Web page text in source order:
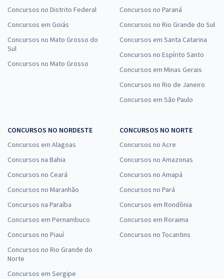
Concursos no Distrito Federal
Concursos em Goiás
Concursos no Mato Grosso do
Sul
Concursos no Mato Grosso
Concursos no Paraná
Concursos no Rio Grande do Sul
Concursos em Santa Catarina
Concursos no Espírito Santo
Concursos em Minas Gerais
Concursos no Rio de Janeiro
Concursos em São Paulo
CONCURSOS NO NORDESTE
Concursos em Alagoas
Concursos na Bahia
Concursos no Ceará
Concursos no Maranhão
Concursos na Paraíba
Concursos em Pernambuco
Concursos no Piauí
Concursos no Rio Grande do
Norte
Concursos em Sergipe
CONCURSOS NO NORTE
Concursos no Acre
Concursos no Amazonas
Concursos no Amapá
Concursos no Pará
Concursos em Rondônia
Concursos em Roraima
Concursos no Tocantins